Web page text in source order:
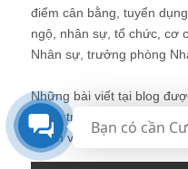
điểm cân bằng, tuyển
ngộ, nhân sự, tổ chức, cơ
Nhân sự, trưởng phòng
Những bài viết tại blog
Quản trị Nhân sự Nguyễn
thành viên khác trong
Bạn có cần